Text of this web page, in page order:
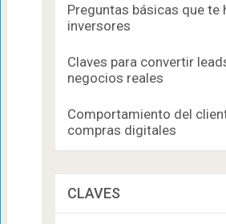
Preguntas básicas que te
inversores
Claves para convertir
negocios reales
Comportamiento del
compras digitales
CLAVES